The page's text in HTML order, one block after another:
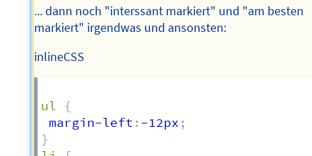
... dann noch "interssant markiert" und "am besten
markiert" irgendwas und ansonsten:
inlineCSS
ul
{
margin-left : -12px ;
}